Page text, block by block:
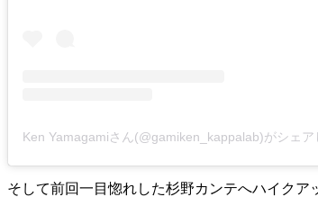
Ken Yamagamiさん(@gamiken_kappalab)がシェア
そして前回一目惚れした杉野カンテへハイク